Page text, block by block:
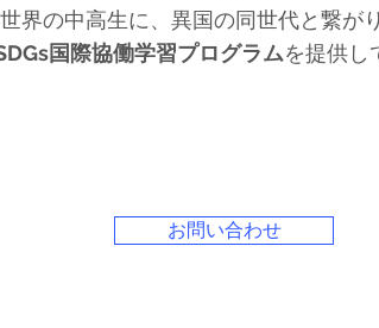
世界の中高生に、異国の同世代と繋が
国際協働学習プログラムを提供し
お問い合わせ